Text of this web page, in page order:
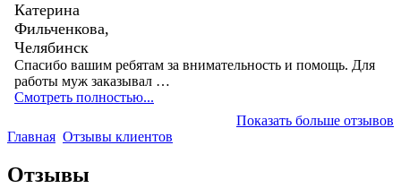
Катерина
Фильченкова,
Челябинск
Спасибо вашим ребятам за внимательность и помощь. Для
работы муж заказывал …
Смотреть полностью...
Показать больше отзывов
Главная Отзывы клиентов
Отзывы